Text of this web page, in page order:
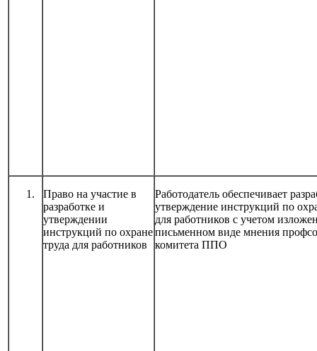
Право на участие в
разработке и
утверждении
инструкций по охране
труда для работников
Работодатель обеспечивает
утверждение инструкций по
для работников с учетом
письменном виде мнения
комитета ППО